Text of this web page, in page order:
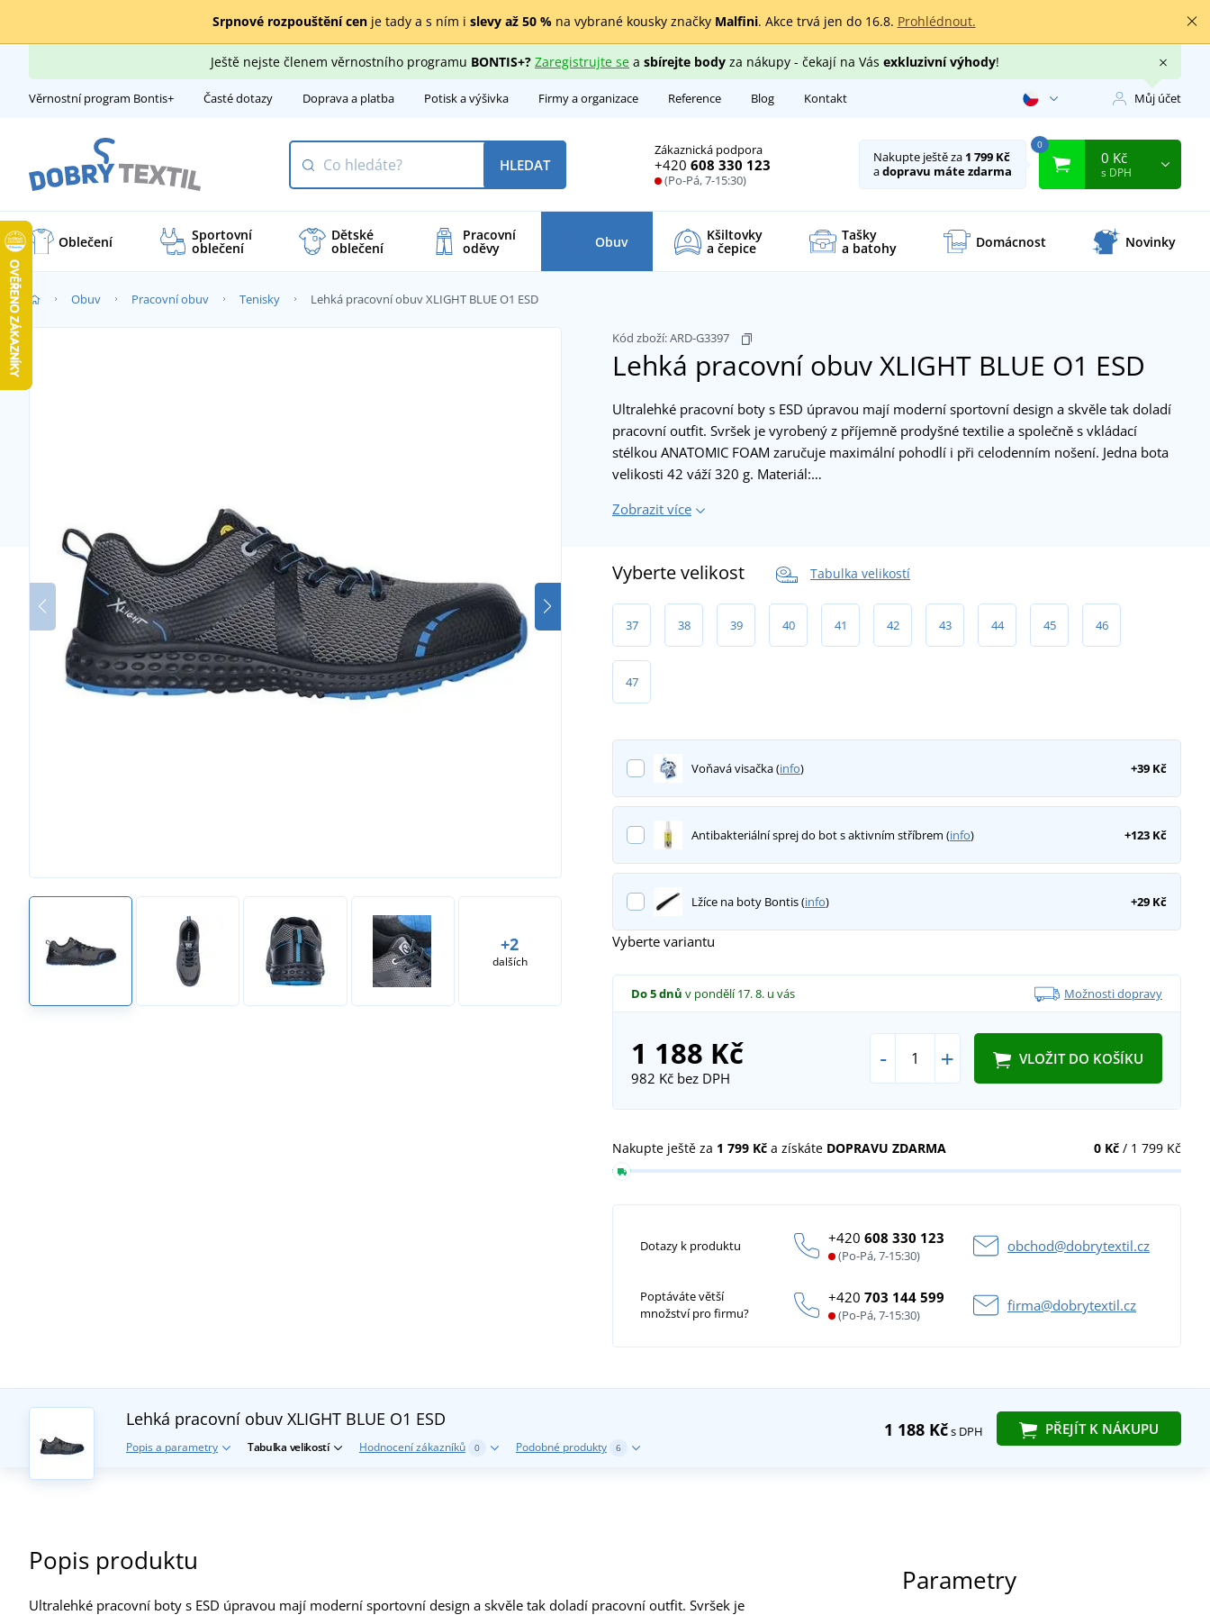
Srpnové rozpouštění cenje tady a s ním i slevy až 50 %na vybrané kousky značky Malfini. Akce trvá jen do 16.8. Prohlédnout.
Ještě nejste členem věrnostního programu BONTIS+? Zaregistrujte sea sbírejte bodyza nákupy - čekají na Vás exkluzivní výhody!
Věrnostní program Bontis+ Časté dotazy Doprava a platba Potisk a výšivka Firmy a organizace Reference Blog Kontakt Můj účet
Zákaznická podpora
+420 608 330 123
(Po-Pá, 7-15:30)
HLEDAT Nakupte ještě za 1 799 Kč
adopravu máte zdarma
0
0 Kč
s DPH
Oblečení Sportovní
oblečení
Dětské
oblečení
Pracovní
oděvy Obuv Kšiltovky
a čepice
Tašky
a batohy Domácnost Novinky
Obuv Pracovní obuv Tenisky Lehká pracovní obuv XLIGHT BLUE O1 ESD
Kód zboží:ARD-G3397
Lehká pracovní obuv XLIGHT BLUE O1 ESD
+2
dalších
Ultralehké pracovní boty s ESD úpravou mají moderní sportovní design a skvěle tak doladí
pracovní outfit. Svršek je vyrobený z příjemně prodyšné textilie a společně s vkládací
stélkou ANATOMIC FOAM zaručuje maximální pohodlí i při celodenním nošení. Jedna bota
velikosti 42 váží 320 g. Materiál:…
Zobrazit více
Vyberte velikost Tabulka velikostí
37 38 39 40 41 42 43 44 45 46
47
Voňavá visačka (info) +39 Kč
Antibakteriální sprej do bot s aktivním stříbrem (info) +123 Kč
Lžíce na boty Bontis (info) +29 Kč
Vyberte variantu
Do 5 dnů v pondělí 17. 8. u vás Možnosti dopravy
1 188 Kč
982 Kčbez DPH
- + VLOŽIT DO KOŠÍKU
0 Kč/ 1 799 Kč
Nakupte ještě za 1 799 Kč a získáte DOPRAVU ZDARMA
Dotazy k produktu +420608 330 123
(Po-Pá, 7-15:30)
obchod@dobrytextil.cz
Poptáváte větší
množství pro firmu?
+420703 144 599
(Po-Pá, 7-15:30)
firma@dobrytextil.cz
1 188 Kčs DPH PŘEJÍT K NÁKUPU
Lehká pracovní obuv XLIGHT BLUE O1 ESD
Popis a parametry Tabulka velikostí Hodnocení zákazníků 0 Podobné produkty 6
Popis produktu
Ultralehké pracovní boty s ESD úpravou mají moderní sportovní design a skvěle tak doladí pracovní outfit. Svršek je
Parametry